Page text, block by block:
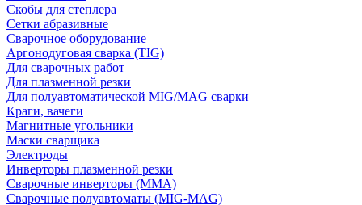
Скобы для степлера
Сетки абразивные
Сварочное оборудование
Аргонодуговая сварка (TIG)
Для сварочных работ
Для плазменной резки
Для полуавтоматической MIG/MAG сварки
Краги, вачеги
Магнитные угольники
Маски сварщика
Электроды
Инверторы плазменной резки
Сварочные инверторы (MMA)
Сварочные полуавтоматы (MIG-MAG)